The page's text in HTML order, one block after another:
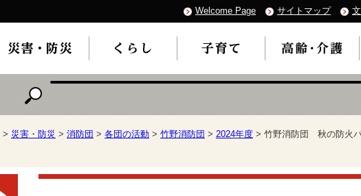
Welcome Page サイトマップ
> 災害・防災 > 消防団 > 各団の活動 > 竹野消防団 > 2024年度 > 竹野消防団 秋の防火